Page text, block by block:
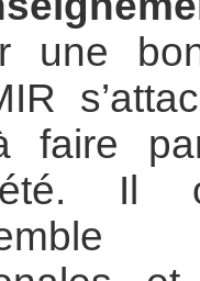
une
faire
Il